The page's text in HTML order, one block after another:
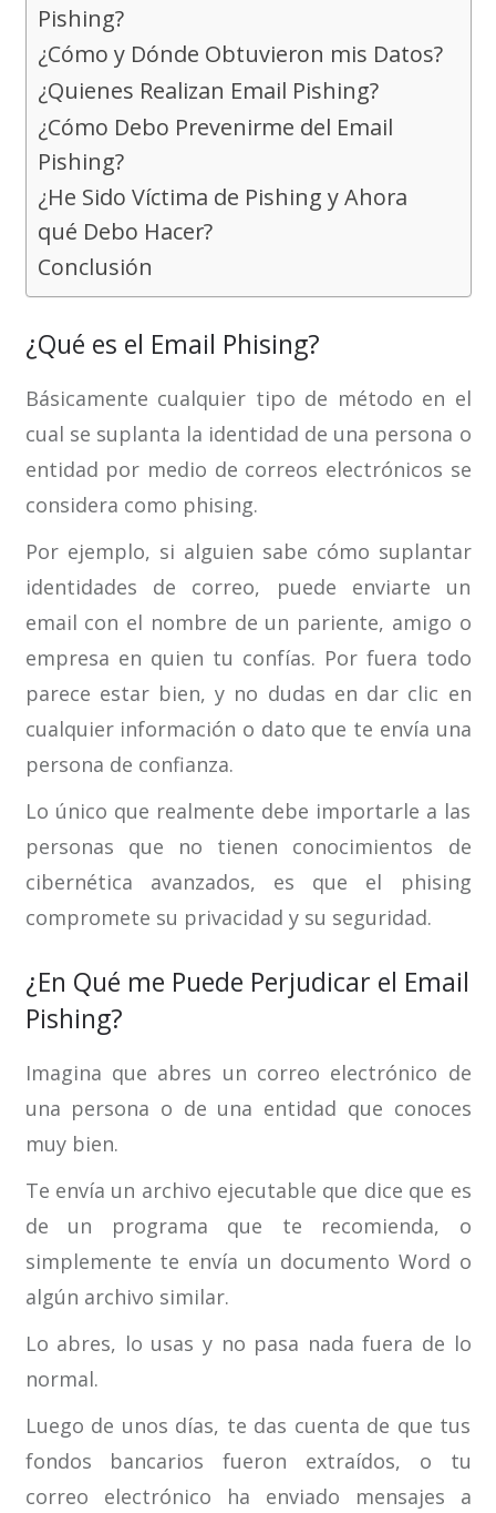
Pishing?
¿Cómo y Dónde Obtuvieron mis Datos?
¿Quienes Realizan Email Pishing?
¿Cómo Debo Prevenirme del Email
Pishing?
¿He Sido Víctima de Pishing y Ahora
qué Debo Hacer?
Conclusión
¿Qué es el Email Phising?
Básicamente cualquier tipo de método en el
cual se suplanta la identidad de una persona o
entidad por medio de correos electrónicos se
considera como phising.
Por ejemplo, si alguien sabe cómo suplantar
identidades de correo, puede enviarte un
email con el nombre de un pariente, amigo o
empresa en quien tu confías. Por fuera todo
parece estar bien, y no dudas en dar clic en
cualquier información o dato que te envía una
persona de confianza.
Lo único que realmente debe importarle a las
personas que no tienen conocimientos de
cibernética avanzados, es que el phising
compromete su privacidad y su seguridad.
¿En Qué me Puede Perjudicar el Email
Pishing?
Imagina que abres un correo electrónico de
una persona o de una entidad que conoces
muy bien.
Te envía un archivo ejecutable que dice que es
de un programa que te recomienda, o
simplemente te envía un documento Word o
algún archivo similar.
Lo abres, lo usas y no pasa nada fuera de lo
normal.
Luego de unos días, te das cuenta de que tus
fondos bancarios fueron extraídos, o tu
correo electrónico ha enviado mensajes a